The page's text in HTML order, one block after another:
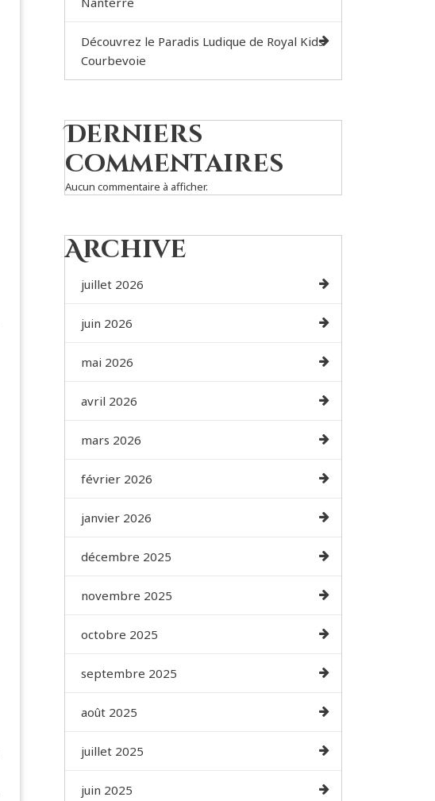
Découvrez le Paradis Ludique de Royal Kids
Courbevoie
Derniers
commentaires
Aucun commentaire à afficher.
Archive
juillet 2026
juin 2026
mai 2026
avril 2026
mars 2026
février 2026
janvier 2026
décembre 2025
novembre 2025
octobre 2025
septembre 2025
août 2025
juillet 2025
juin 2025